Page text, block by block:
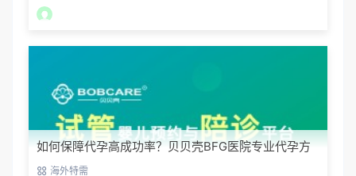
如何保障代孕高成功率？贝贝壳BFG医院专业代孕方
案解析
海外特需